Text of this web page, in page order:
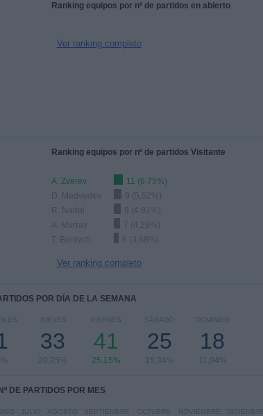
Ranking equipos por nº de partidos en abierto
Ver ranking completo
Ranking equipos por nº de partidos Visitante
A. Zverev
11 (6,75%)
D. Medvedev
9 (5,52%)
R. Nadal
8 (4,91%)
A. Murray
7 (4,29%)
T. Berdych
6 (3,68%)
Ver ranking completo
POR DÍA DE LA SEMANA
JUEVES
33
20,25%
VIERNES
41
25,15%
SÁBADO
25
15,34%
DOMINGO
18
11,04%
Nº DE PARTIDOS POR MES
JULIO AGOSTO SEPTIEMBRE OCTUBRE NOVIEMBRE DICIEMBRE